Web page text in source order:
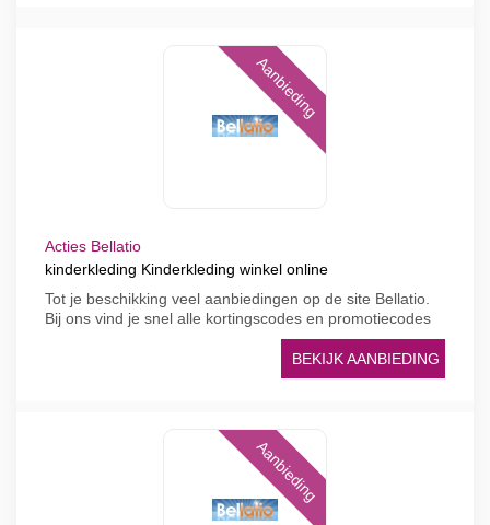
Aanbieding
Acties Bellatio
kinderkleding Kinderkleding winkel online
Tot je beschikking veel aanbiedingen op de site Bellatio.
Bij ons vind je snel alle kortingscodes en promotiecodes
BEKIJK AANBIEDING
Aanbieding